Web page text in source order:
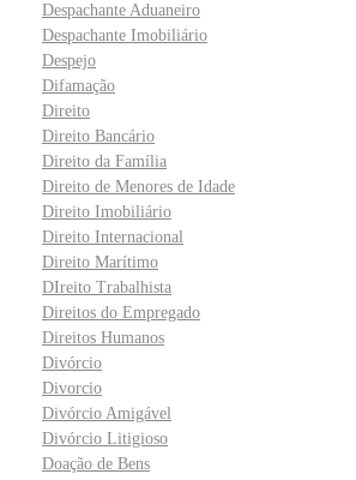
Despachante Aduaneiro
Despachante Imobiliário
Despejo
Difamação
Direito
Direito Bancário
Direito da Família
Direito de Menores de Idade
Direito Imobiliário
Direito Internacional
Direito Marítimo
DIreito Trabalhista
Direitos do Empregado
Direitos Humanos
Divórcio
Divorcio
Divórcio Amigável
Divórcio Litigioso
Doação de Bens